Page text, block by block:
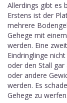
Allerdings gibt es
Erstens ist der
mehrere
Gehege mit
werden. Eine
Eindringlinge
oder den Stall gar
oder andere
werden. Es
Gehege zu werfen.